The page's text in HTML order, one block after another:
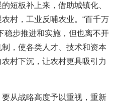
短板补上来，借助城镇化、
村，工业反哺农业。“百千万
稳步推进和实施，但也离不开
，使各类人才、技术和资本
村下沉，让农村更具吸引力
从战略高度予以重视，重新